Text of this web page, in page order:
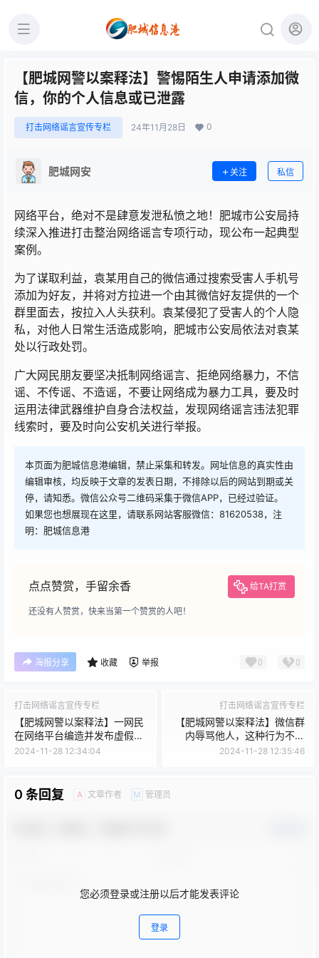
【肥城网警以案释法】警惕陌生人申请添加微
信，你的个人信息或已泄露
打击网络谣言宣传专栏 24年11月28日 0
肥城网安 关注 私信
网络平台，绝对不是肆意发泄私愤之地！肥城市公安局持
续深入推进打击整治网络谣言专项行动，现公布一起典型
案例。
为了谋取利益，袁某用自己的微信通过搜索受害人手机号
添加为好友，并将对方拉进一个由其微信好友提供的一个
群里面去，按拉入人头获利。袁某侵犯了受害人的个人隐
私，对他人日常生活造成影响，肥城市公安局依法对袁某
处以行政处罚。
广大网民朋友要坚决抵制网络谣言、拒绝网络暴力，不信
谣、不传谣、不造谣，不要让网络成为暴力工具，要及时
运用法律武器维护自身合法权益，发现网络谣言违法犯罪
线索时，要及时向公安机关进行举报。
本页面为肥城信息港编辑，禁止采集和转发。网址信息的真实性由
编辑审核，均反映于文章的发表日期，不排除以后的网站到期或关
停，请知悉。微信公众号二维码采集于微信APP，已经过验证。
如果您也想展现在这里，请联系网站客服微信：81620538，注
明：肥城信息港
点点赞赏，手留余香 给TA打赏
还没有人赞赏，快来当第一个赞赏的人吧！
海报分享 收藏 举报 0 0
打击网络谣言宣传专栏
【肥城网警以案释法】一网民
在网络平台编造并发布虚假信
息被处罚
2024-11-28 12:34:04
打击网络谣言宣传专栏
【肥城网警以案释法】微信群
内辱骂他人，这种行为不可
取！
2024-11-28 12:35:46
0 条回复 A 文章作者 M 管理员
您必须登录或注册以后才能发表评论
登录